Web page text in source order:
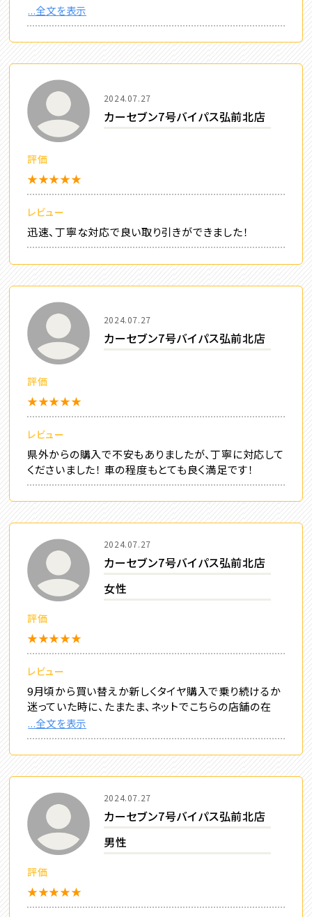
...全文を表示
2024.07.27
カーセブン7号バイパス弘前北店
評価
★★★★★
レビュー
迅速、丁寧な対応で良い取り引きができました！
2024.07.27
カーセブン7号バイパス弘前北店
評価
★★★★★
レビュー
県外からの購入で不安もありましたが、丁寧に対応して
くださいました！ 車の程度もとても良く満足です！
2024.07.27
カーセブン7号バイパス弘前北店
女性
評価
★★★★★
レビュー
9月頃から買い替えか新しくタイヤ購入で乗り続けるか
迷っていた時に、たまたま、ネットでこちらの店舗の在
...全文を表示
2024.07.27
カーセブン7号バイパス弘前北店
男性
評価
★★★★★